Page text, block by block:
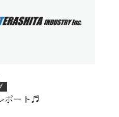
ポート♬